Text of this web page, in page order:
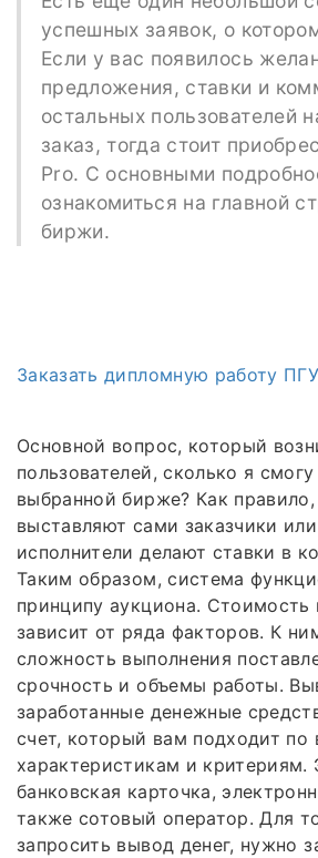
успешных заявок, о
Если у вас появилось
предложения, ставки и
остальных пользователей
заказ, тогда стоит
Pro. С основными
ознакомиться на главной
биржи.
Заказать дипломную работу
Основной вопрос, который
пользователей, сколько я
выбранной бирже? Как
выставляют сами заказчики
исполнители делают ставки в
Таким образом, система
принципу аукциона. Стоимость
зависит от ряда факторов. К
сложность выполнения
срочность и объемы работы.
заработанные денежные
счет, который вам подходит по
характеристикам и
банковская карточка,
также сотовый оператор. Для
запросить вывод денег, нужно